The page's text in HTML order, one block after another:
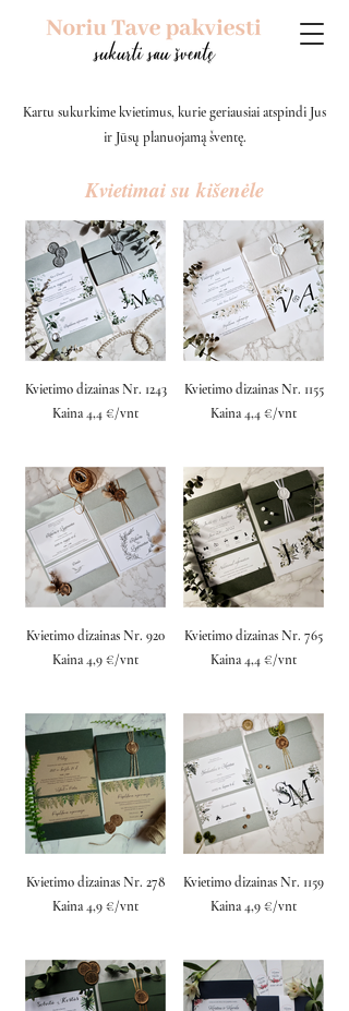
Kartu sukurkime kvietimus, kurie geriausiai atspindi Jus
ir Jūsų planuojamą šventę.
Kvietimai su kišenėle
Kvietimo dizainas Nr. 1243
Kaina 4,4 €/vnt
Kvietimo dizainas Nr. 1155
Kaina 4,4 €/vnt
Kvietimo dizainas Nr. 920
Kaina 4,9 €/vnt
Kvietimo dizainas Nr. 765
Kaina 4,4 €/vnt
Kvietimo dizainas Nr. 278
Kaina 4,9 €/vnt
Kvietimo dizainas Nr. 1159
Kaina 4,9 €/vnt